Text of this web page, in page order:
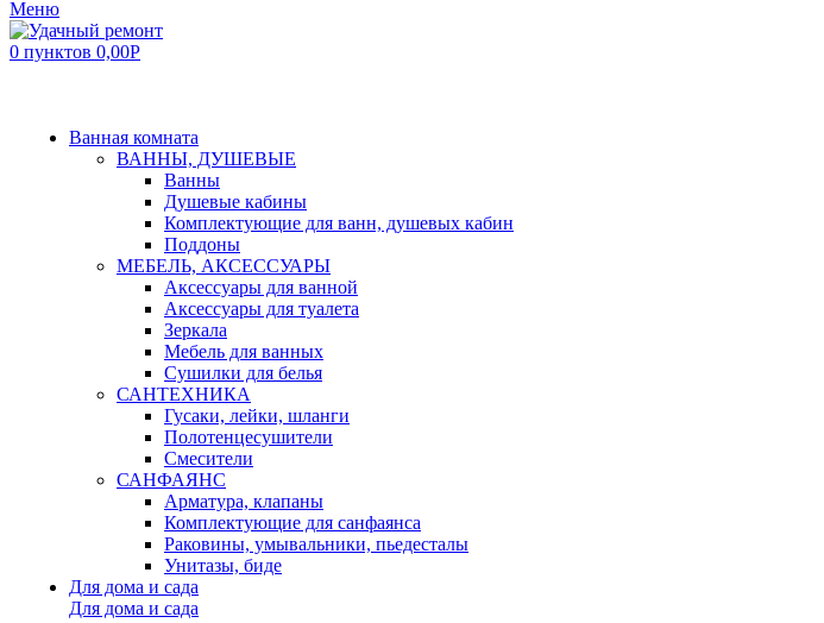
Меню
0 пунктов 0,00Р
Ванная комната
ВАННЫ, ДУШЕВЫЕ
Ванны
Душевые кабины
Комплектующие для ванн, душевых кабин
Поддоны
МЕБЕЛЬ, АКСЕССУАРЫ
Аксессуары для ванной
Аксессуары для туалета
Зеркала
Мебель для ванных
Сушилки для белья
САНТЕХНИКА
Гусаки, лейки, шланги
Полотенцесушители
Смесители
САНФАЯНС
Арматура, клапаны
Комплектующие для санфаянса
Раковины, умывальники, пьедесталы
Унитазы, биде
Для дома и сада
Для дома и сада